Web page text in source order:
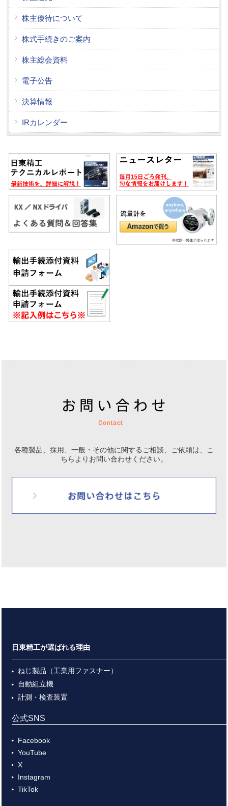
株主優待について
株式手続きのご案内
株主総会資料
電子公告
決算情報
IRカレンダー
各種製品、採用、一般・その他に関するご相談、ご依頼は、 こ
ちらよりお問い合わせください。
日東精工が選ばれる理由
ねじ製品（工業用ファスナー）
自動組立機
計測・検査装置
公式SNS
Facebook
YouTube
X
Instagram
TikTok